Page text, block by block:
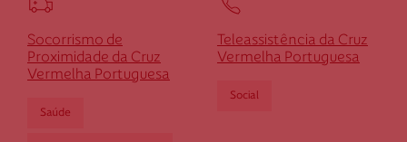
Socorrismo de
Proximidade da Cruz
Vermelha Portuguesa
Saúde
Teleassistência da Cruz
Vermelha Portuguesa
Social